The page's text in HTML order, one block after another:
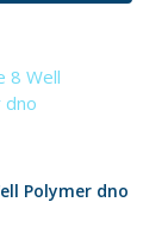
Polymer dno